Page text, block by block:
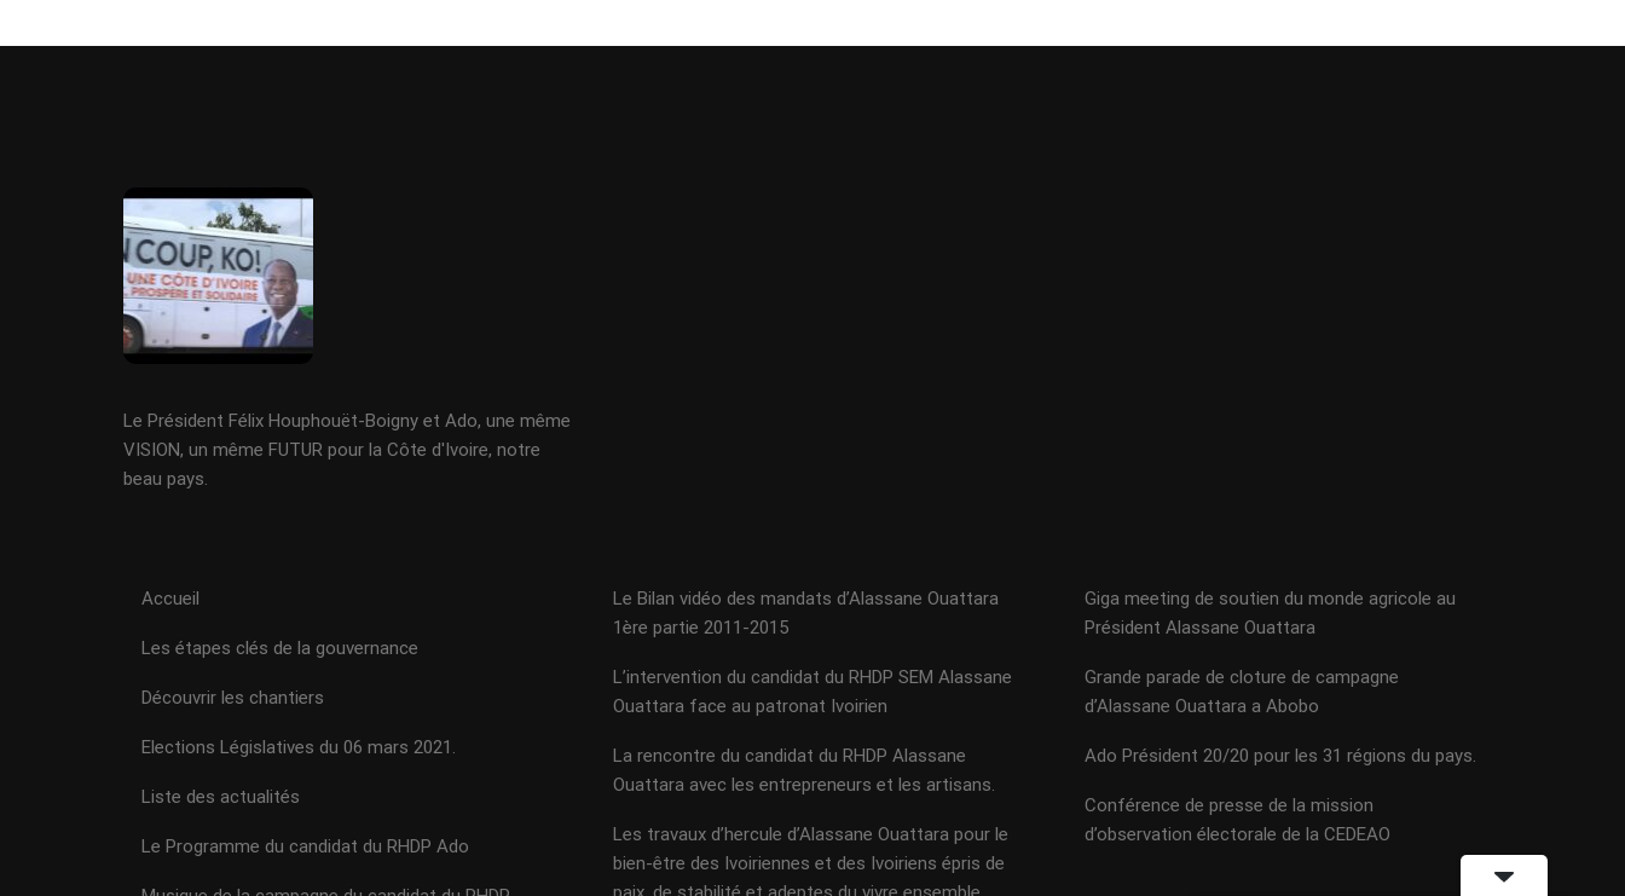
Le Président Félix Houphouët-Boigny et Ado, une même
VISION, un même FUTUR pour la Côte d'Ivoire, notre
beau pays.
Accueil
Les étapes clés de la gouvernance
Découvrir les chantiers
Elections Législatives du 06 mars 2021.
Liste des actualités
Le Programme du candidat du RHDP Ado
Le Bilan vidéo des mandats d’Alassane Ouattara
1ère partie 2011-2015
L’intervention du candidat du RHDP SEM Alassane
Ouattara face au patronat Ivoirien
La rencontre du candidat du RHDP Alassane
Ouattara avec les entrepreneurs et les artisans.
Les travaux d’hercule d’Alassane Ouattara pour le
bien-être des Ivoiriennes et des Ivoiriens épris de
Giga meeting de soutien du monde agricole au
Président Alassane Ouattara
Grande parade de cloture de campagne
d’Alassane Ouattara a Abobo
Ado Président 20/20 pour les 31 régions du pays.
Conférence de presse de la mission
d’observation électorale de la CEDEAO